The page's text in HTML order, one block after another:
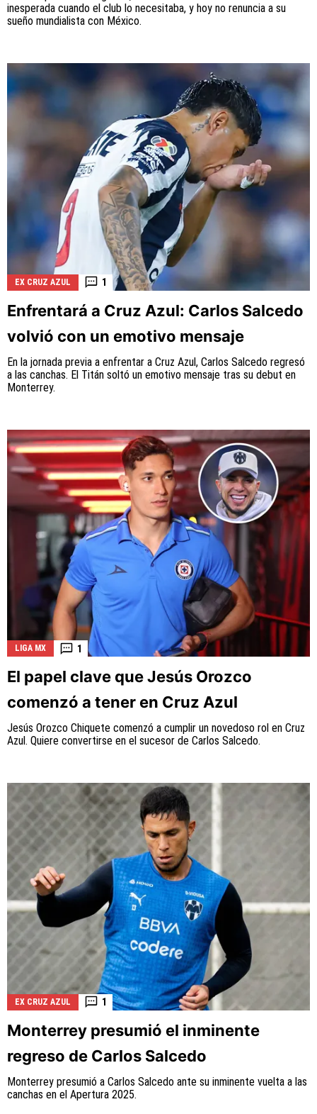
inesperada cuando el club lo necesitaba, y hoy no renuncia a su
sueño mundialista con México.
EX CRUZ AZUL 1
Enfrentará a Cruz Azul: Carlos Salcedo
volvió con un emotivo mensaje
En la jornada previa a enfrentar a Cruz Azul, Carlos Salcedo regresó
a las canchas. El Titán soltó un emotivo mensaje tras su debut en
Monterrey.
LIGA MX 1
El papel clave que Jesús Orozco
comenzó a tener en Cruz Azul
Jesús Orozco Chiquete comenzó a cumplir un novedoso rol en Cruz
Azul. Quiere convertirse en el sucesor de Carlos Salcedo.
EX CRUZ AZUL 1
Monterrey presumió el inminente
regreso de Carlos Salcedo
Monterrey presumió a Carlos Salcedo ante su inminente vuelta a las
canchas en el Apertura 2025.